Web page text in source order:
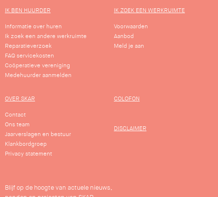
IK BEN HUURDER
Informatie over huren
Ik zoek een andere werkruimte
Reparatieverzoek
FAQ servicekosten
Coöperatieve vereniging
Medehuurder aanmelden
IK ZOEK EEN WERKRUIMTE
Voorwaarden
Aanbod
Meld je aan
OVER SKAR
Contact
Ons team
Jaarverslagen en bestuur
Klankbordgroep
Privacy statement
COLOFON
DISCLAIMER
Blijf op de hoogte van actuele nieuws,